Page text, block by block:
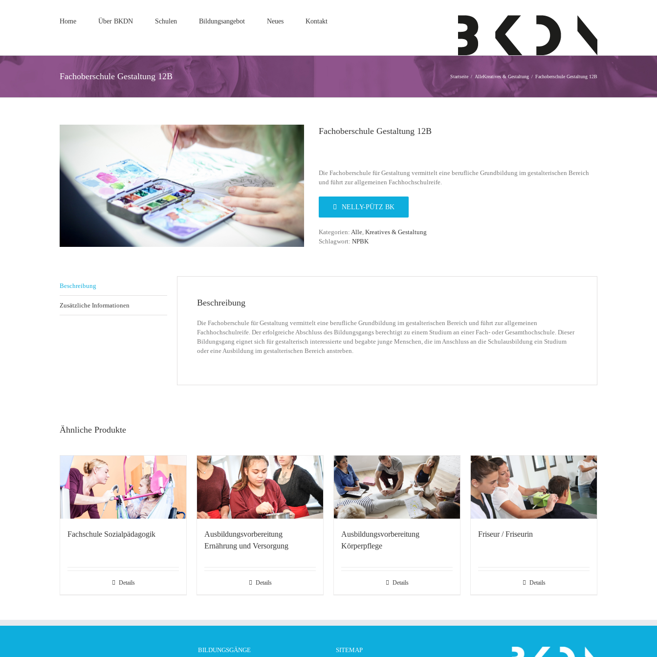
Home Über BKDN Schulen Bildungsangebot Neues Kontakt
Fachoberschule Gestaltung 12B Startseite AlleKreatives & Gestaltung Fachoberschule Gestaltung 12B
Fachoberschule Gestaltung 12B
Die Fachoberschule für Gestaltung vermittelt eine berufliche Grundbildung im gestalterischen Bereich
und führt zur allgemeinen Fachhochschulreife.
NELLY-PÜTZ BK
Kategorien: Alle, Kreatives & Gestaltung
Schlagwort: NPBK
Beschreibung
Zusätzliche Informationen Beschreibung
Die Fachoberschule für Gestaltung vermittelt eine berufliche Grundbildung im gestalterischen Bereich und führt zur allgemeinen
Fachhochschulreife. Der erfolgreiche Abschluss des Bildungsgangs berechtigt zu einem Studium an einer Fach- oder Gesamthochschule. Dieser
Bildungsgang eignet sich für gestalterisch interessierte und begabte junge Menschen, die im Anschluss an die Schulausbildung ein Studium
oder eine Ausbildung im gestalterischen Bereich anstreben.
Ähnliche Produkte
Fachschule Sozialpädagogik
Details
Ausbildungsvorbereitung
Ernährung und Versorgung
Details
Ausbildungsvorbereitung
Körperpflege
Details
Friseur / Friseurin
Details
BILDUNGSGÄNGE SITEMAP